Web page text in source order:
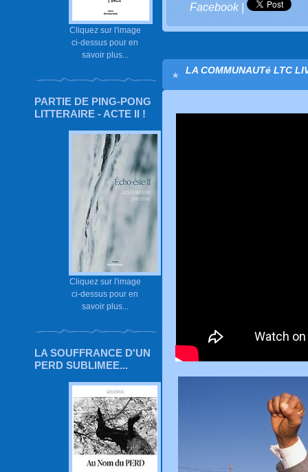
Cliquez sur l'image
ci-dessus pour en
savoir plus...
PARTIE DE PING-PONG
LITTERAIRE - ACTE II !
Cliquez sur l'image
ci-dessus pour en
savoir plus...
LA SOUFFRANCE D'UN
PERD SUBLIMEE...
Facebook|
LA COMMUNAUTé LTC